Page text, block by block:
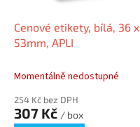
Cenové etikety, bílá, 36 x
53mm, APLI
Momentálně nedostupné
254 Kč bez DPH
307 Kč / box